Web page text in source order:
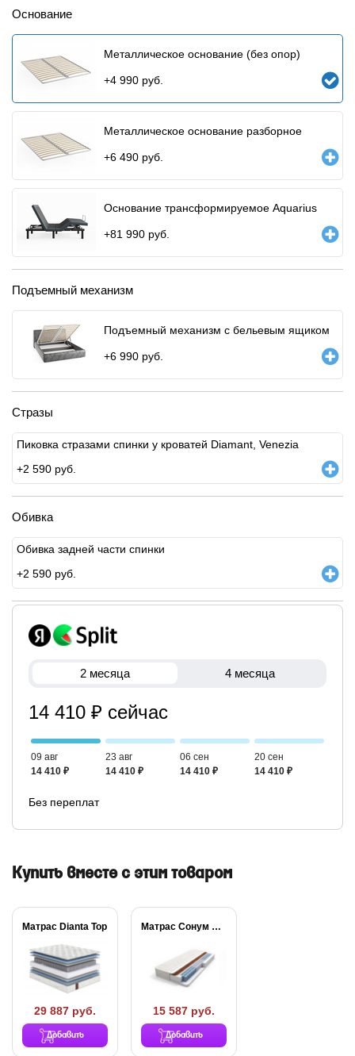
Основание
Металлическое основание (без опор)
+4 990 руб.
Металлическое основание разборное
+6 490 руб.
Основание трансформируемое Aquarius
+81 990 руб.
Подъемный механизм
Подъемный механизм с бельевым ящиком
+6 990 руб.
Стразы
Пиковка стразами спинки у кроватей Diamant, Venezia
+2 590 руб.
Обивка
Обивка задней части спинки
+2 590 руб.
2 месяца 4 месяца
14 410 ₽ сейчас
09 авг
14 410 ₽
23 авг
14 410 ₽
06 сен
14 410 ₽
20 сен
14 410 ₽
Без переплат
Купить вместе с этим товаром
Матрас Dianta Top
29 887 руб.
Добавить
Матрас Сонум Balance...
15 587 руб.
Добавить